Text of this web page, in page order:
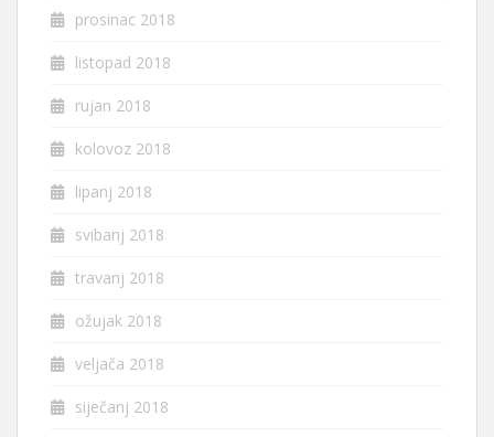
prosinac 2018
listopad 2018
rujan 2018
kolovoz 2018
lipanj 2018
svibanj 2018
travanj 2018
ožujak 2018
veljača 2018
siječanj 2018